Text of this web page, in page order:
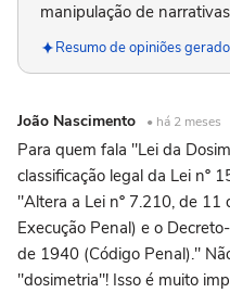
manipulação de
Resumo de opiniões
João Nascimento • há 2 meses
Para quem fala "Lei da
classificação legal da Lei nº
"Altera a Lei nº 7.210, de
Execução Penal) e o
de 1940 (Código Penal)."
"dosimetria"! Isso é muito